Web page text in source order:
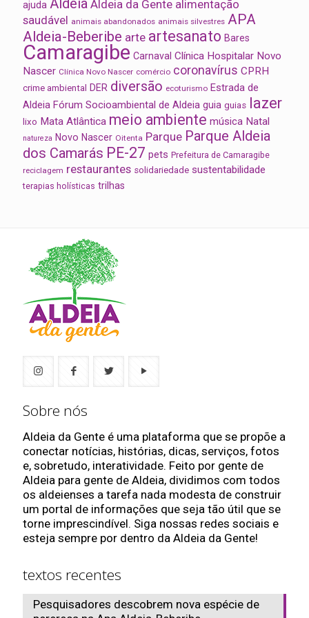
ajuda Aldeia Aldeia da Gente alimentação
saudável animais abandonados animais silvestres APA
Aldeia-Beberibe arte artesanato Bares
Camaragibe Carnaval Clínica Hospitalar Novo
Nascer Clínica Novo Nascer comércio coronavírus CPRH
crime ambiental DER diversão ecoturismo Estrada de
Aldeia Fórum Socioambiental de Aldeia guia guias lazer
lixo Mata Atlântica meio ambiente música Natal
natureza Novo Nascer Oitenta Parque Parque Aldeia
dos Camarás PE-27 pets Prefeitura de Camaragibe
reciclagem restaurantes solidariedade sustentabilidade
terapias holísticas trilhas
Sobre nós
Aldeia da Gente é uma plataforma que se propõe a
conectar notícias, histórias, dicas, serviços, fotos
e, sobretudo, interatividade. Feito por gente de
Aldeia para gente de Aldeia, dividimos com todos
os aldeienses a tarefa nada modesta de construir
um portal de informações que seja tão útil que se
torne imprescindível. Siga nossas redes sociais e
esteja sempre por dentro da Aldeia da Gente!
textos recentes
Pesquisadores descobrem nova espécie de